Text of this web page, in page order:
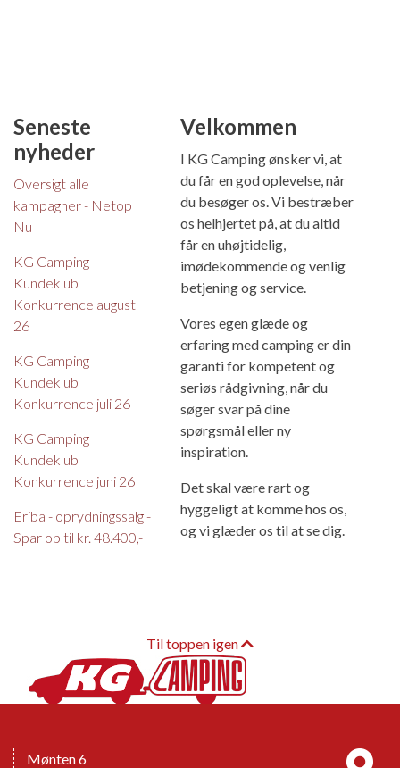
Seneste
nyheder
Oversigt alle
kampagner - Netop
Nu
KG Camping
Kundeklub
Konkurrence august
26
KG Camping
Kundeklub
Konkurrence juli 26
KG Camping
Kundeklub
Konkurrence juni 26
Eriba - oprydningssalg -
Spar op til kr. 48.400,-
Velkommen
I KG Camping ønsker vi, at
du får en god oplevelse, når
du besøger os. Vi bestræber
os helhjertet på, at du altid
får en uhøjtidelig,
imødekommende og venlig
betjening og service.
Vores egen glæde og
erfaring med camping er din
garanti for kompetent og
seriøs rådgivning, når du
søger svar på dine
spørgsmål eller ny
inspiration.
Det skal være rart og
hyggeligt at komme hos os,
og vi glæder os til at se dig.
Til toppen igen
Mønten 6